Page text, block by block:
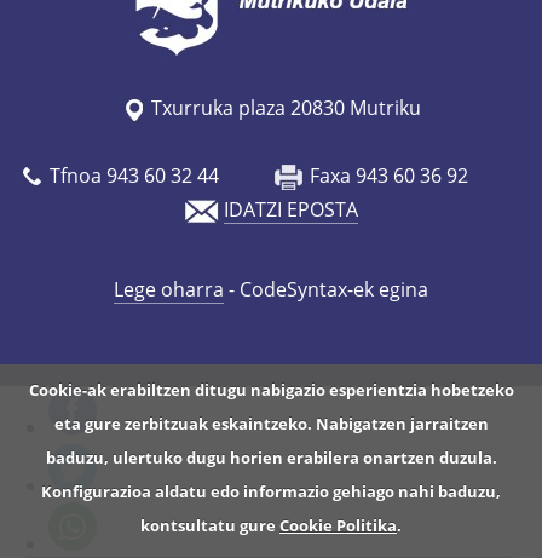
Cookie-ak erabiltzen ditugu nabigazio esperientzia hobetzeko
eta gure zerbitzuak eskaintzeko. Nabigatzen jarraitzen
baduzu, ulertuko dugu horien erabilera onartzen duzula.
Konfigurazioa aldatu edo informazio gehiago nahi baduzu,
kontsultatu gure Cookie Politika.
Txurruka plaza 20830 Mutriku
Tfnoa 943 60 32 44
Faxa 943 60 36 92
IDATZI EPOSTA
Lege oharra - CodeSyntax-ek egina